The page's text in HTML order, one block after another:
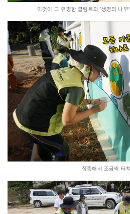
이것이 그 유명한 클림트의 ‘생명의 나
집중해서 조금씩 터